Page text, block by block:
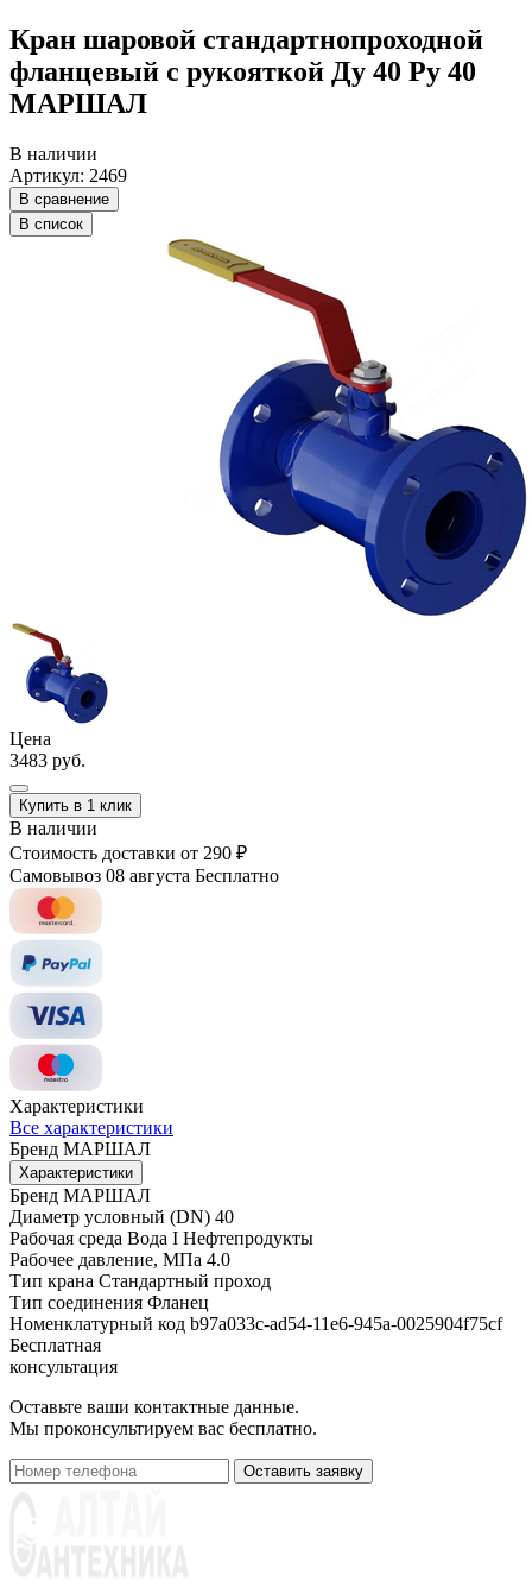
Кран шаровой стандартнопроходной
фланцевый с рукояткой Ду 40 Ру 40
МАРШАЛ
В наличии
Артикул: 2469
В сравнение
В список
Цена
3483 руб.
Купить в 1 клик
В наличии
Стоимость доставки от 290 ₽
Самовывоз 08 августа Бесплатно
Характеристики
Все характеристики
Бренд МАРШАЛ
Характеристики
Бренд МАРШАЛ
Диаметр условный (DN) 40
Рабочая среда Вода I Нефтепродукты
Рабочее давление, МПа 4.0
Тип крана Стандартный проход
Тип соединения Фланец
Номенклатурный код b97a033c-ad54-11e6-945a-0025904f75cf
Бесплатная
консультация
Оставьте ваши контактные данные.
Мы проконсультируем вас бесплатно.
Оставить заявку